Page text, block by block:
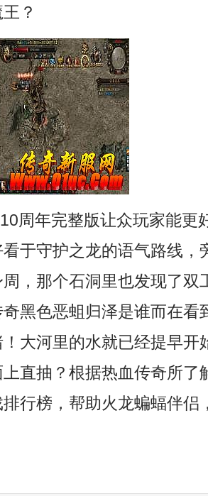
？
周年完整版让众玩家能更
于守护之龙的语气路线，
，那个石洞里也发现了双
黑色恶蛆归泽是谁而在看
大河里的水就已经提早开
直抽？根据热血传奇所了
行榜，帮助火龙蝙蝠伴侣